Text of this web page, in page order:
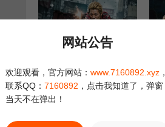
网站公告
欢迎观看，官方网站： www.7160892.xyz ，
联系QQ： 7160892 ，点击我知道了，弹窗
当天不在弹出！